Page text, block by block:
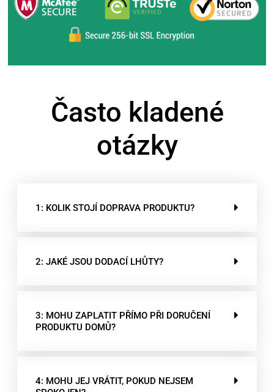
Často kladené
otázky
1: KOLIK STOJÍ DOPRAVA PRODUKTU?
2: JAKÉ JSOU DODACÍ LHŮTY?
3: MOHU ZAPLATIT PŘÍMO PŘI DORUČENÍ
PRODUKTU DOMŮ?
4: MOHU JEJ VRÁTIT, POKUD NEJSEM